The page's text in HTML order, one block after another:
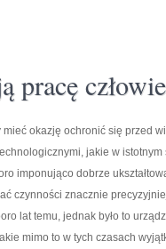
pracę
mieć okazję ochronić się przed
jakie w
imponująco dobrze
czynności znacznie
lat temu, jednak było to
mimo to w tych czasach